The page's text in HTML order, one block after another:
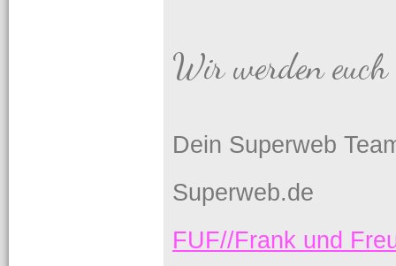
Wir werden
Dein Superweb
Superweb.de
FUF//Frank und